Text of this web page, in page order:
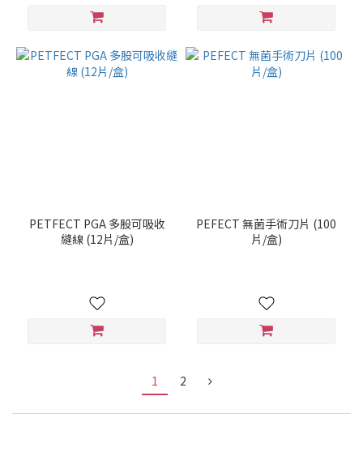
PETFECT PGA 多股可吸收
縫線 (12片/盒)
PEFECT 無菌手術刀片 (100
片/盒)
1 2